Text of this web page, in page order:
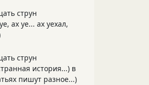
струн
ах уе... ах уехал,
струн
история...) в
пишут разное...)